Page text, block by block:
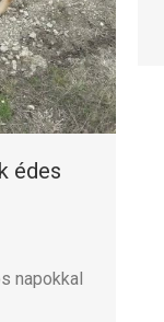
édes
napokkal